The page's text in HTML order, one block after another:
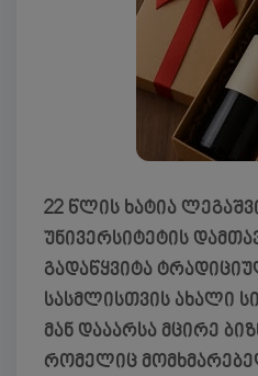
22 წლის ხატია
უნივერსიტეტის
გადაწყვიტა
სასმლისთვის ახალი
მან დააარსა მცირე
რომელიც